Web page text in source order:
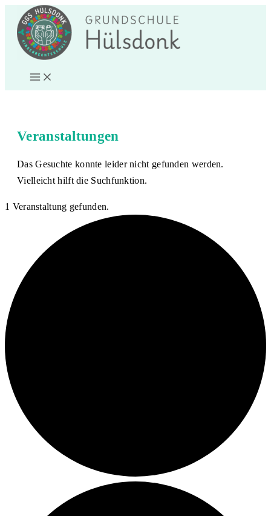
Inhalt
springen
Veranstaltungen
Das Gesuchte konnte leider nicht gefunden werden.
Vielleicht hilft die Suchfunktion.
1 Veranstaltung gefunden.